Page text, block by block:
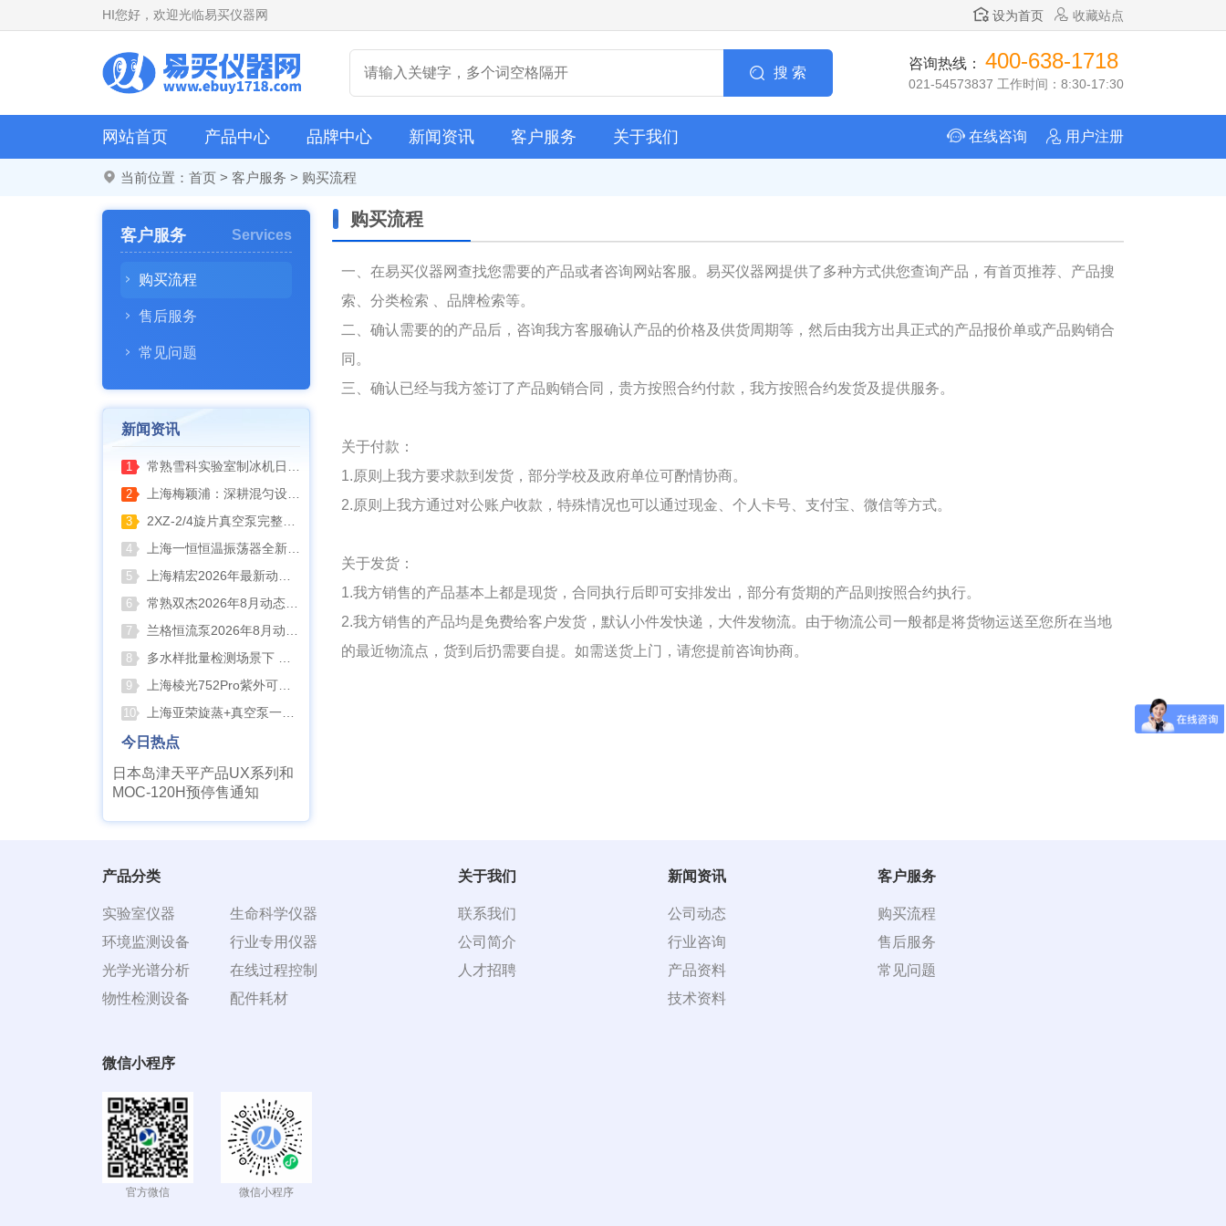
HI您好，欢迎光临易买仪器网 设为首页 收藏站点
搜 索
咨询热线： 400-638-1718
021-54573837 工作时间：8:30-17:30
网站首页 产品中心 品牌中心 新闻资讯 客户服务 关于我们 在线咨询 用户注册
当前位置： 首页 > 客户服务 > 购买流程
客户服务 Services
购买流程
售后服务
常见问题
新闻资讯
1 常熟雪科实验室制冰机日常保养要点
2 上海梅颖浦：深耕混匀设备 赋能科研实验稳定开展
3 2XZ-2/4旋片真空泵完整清洗拆装流程（临海永昊真空泵实操指南）
4 上海一恒恒温振荡器全新控温升级技术介绍
5 上海精宏2026年最新动态：触控升级与低温干燥新方案落地
6 常熟双杰2026年8月动态：以产品迭代与资质沉淀夯实实验室设备合规根基
7 兰格恒流泵2026年8月动态：以专利落地与合规升级筑牢精密流体传输根基
8 多水样批量检测场景下 水质仪器提升作业效率的实践思路
9 上海棱光752Pro紫外可见分光光度计核心优势与适用场景解析
10 上海亚荣旋蒸+真空泵一站式实验室配套方案
今日热点
日本岛津天平产品UX系列和
MOC-120H预停售通知
购买流程
一、在易买仪器网查找您需要的产品或者咨询网站客服。易买仪器网提供了多种方式供您查询产品，有首页推荐、产品搜
索、分类检索 、品牌检索等。
二、确认需要的的产品后，咨询我方客服确认产品的价格及供货周期等，然后由我方出具正式的产品报价单或产品购销合
同。
三、确认已经与我方签订了产品购销合同，贵方按照合约付款，我方按照合约发货及提供服务。
关于付款：
1.原则上我方要求款到发货，部分学校及政府单位可酌情协商。
2.原则上我方通过对公账户收款，特殊情况也可以通过现金、个人卡号、支付宝、微信等方式。
关于发货：
1.我方销售的产品基本上都是现货，合同执行后即可安排发出，部分有货期的产品则按照合约执行。
2.我方销售的产品均是免费给客户发货，默认小件发快递，大件发物流。由于物流公司一般都是将货物运送至您所在当地
的最近物流点，货到后扔需要自提。如需送货上门，请您提前咨询协商。
产品分类
实验室仪器
环境监测设备
光学光谱分析
物性检测设备
生命科学仪器
行业专用仪器
在线过程控制
配件耗材
关于我们
联系我们
公司简介
人才招聘
新闻资讯
公司动态
行业咨询
产品资料
技术资料
客户服务
购买流程
售后服务
常见问题
微信小程序
官方微信 微信小程序